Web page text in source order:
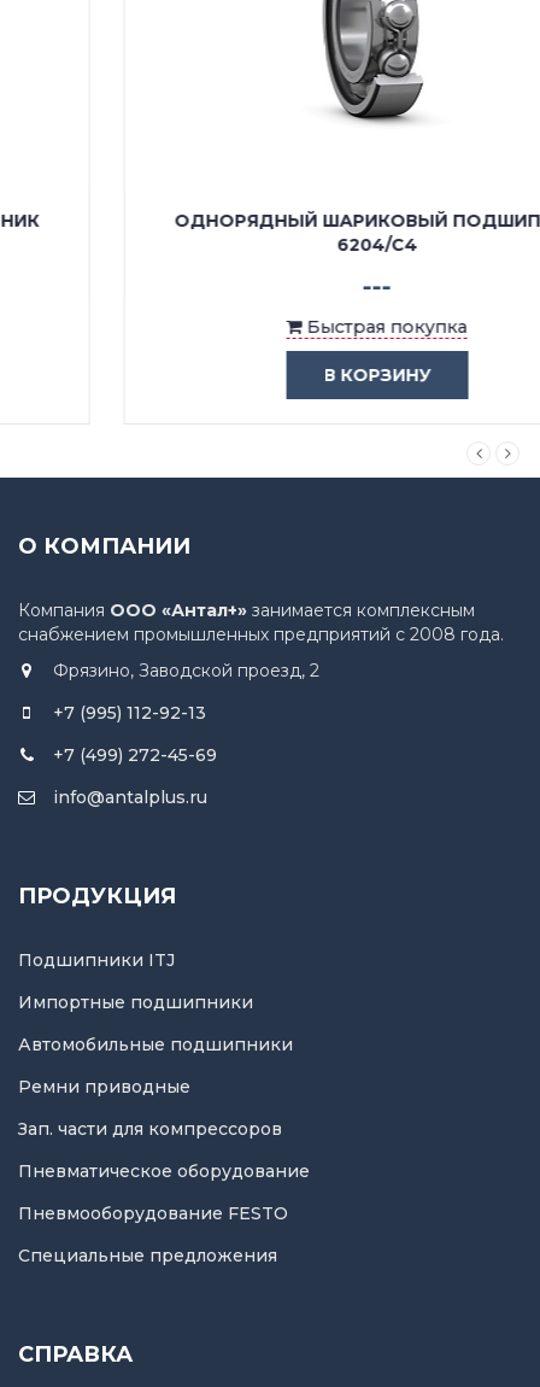
ОДНОРЯДНЫЙ ШАРИКОВЫЙ ПОДШИПНИК
Быстрая покупка
О КОМПАНИИ
Компания ООО «Антал+» занимается комплексным
снабжением промышленных предприятий с 2008 года.
Фрязино, Заводской проезд, 2
+7 (995) 112-92-13
+7 (499) 272-45-69
info@antalplus.ru
ПРОДУКЦИЯ
Подшипники ITJ
Импортные подшипники
Автомобильные подшипники
Ремни приводные
Зап. части для компрессоров
Пневматическое оборудование
Пневмооборудование FESTO
Специальные предложения
СПРАВКА